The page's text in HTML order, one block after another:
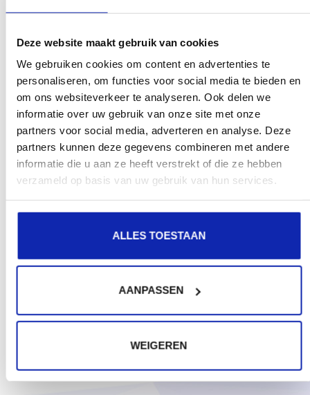
Deze website maakt gebruik van cookies
We gebruiken cookies om content en advertenties te
personaliseren, om functies voor social media te bieden en
om ons websiteverkeer te analyseren. Ook delen we
informatie over uw gebruik van onze site met onze
partners voor social media, adverteren en analyse. Deze
partners kunnen deze gegevens combineren met andere
informatie die u aan ze heeft verstrekt of die ze hebben
verzameld op basis van uw gebruik van hun services.
ALLES TOESTAAN
AANPASSEN
WEIGEREN
.at
Vanaf € 19,99 / jaar
.de
Vanaf € 10,99 / jaar
.sk
Vanaf € 42,50 / jaar